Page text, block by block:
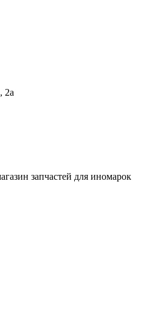
2а
запчастей для иномарок